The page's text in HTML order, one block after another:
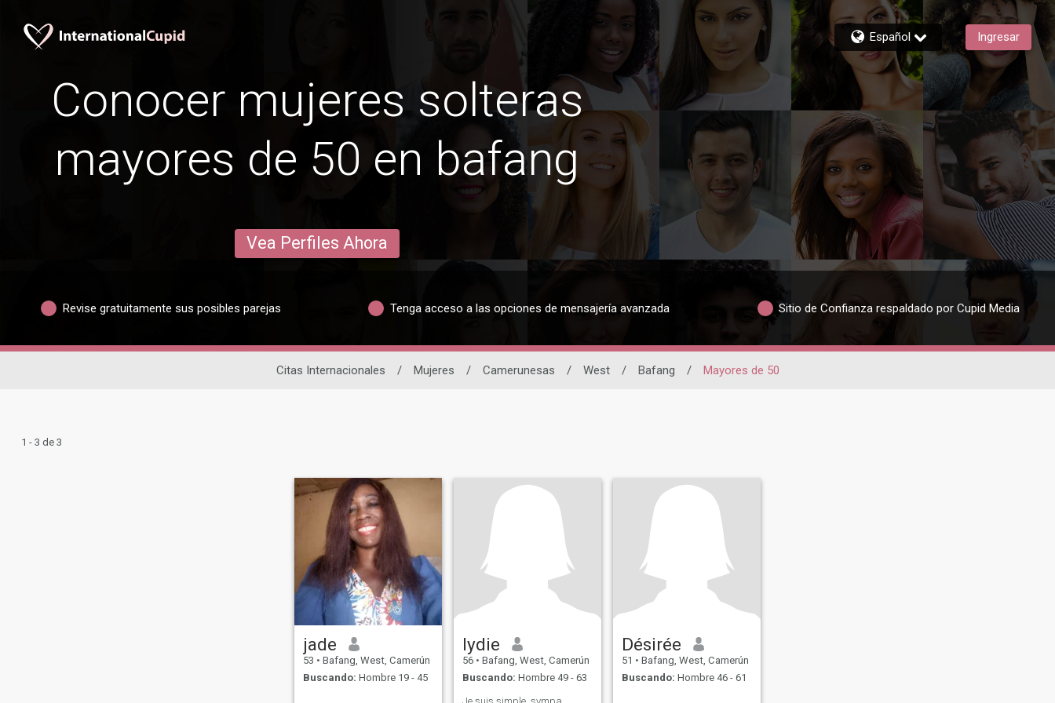
Español Ingresar
Conocer mujeres solteras
mayores de 50 en bafang
Vea Perfiles Ahora
Revise gratuitamente sus posibles parejas Tenga acceso a las opciones de mensajería avanzada Sitio de Confianza respaldado por Cupid Media
Citas Internacionales / Mujeres / Camerunesas / West / Bafang / Mayores de 50
1 - 3 de 3
jade
53 • Bafang, West, Camerún
Buscando: Hombre 19 - 45
lydie
56 • Bafang, West, Camerún
Buscando: Hombre 49 - 63
Désirée
51 • Bafang, West, Camerún
Buscando: Hombre 46 - 61